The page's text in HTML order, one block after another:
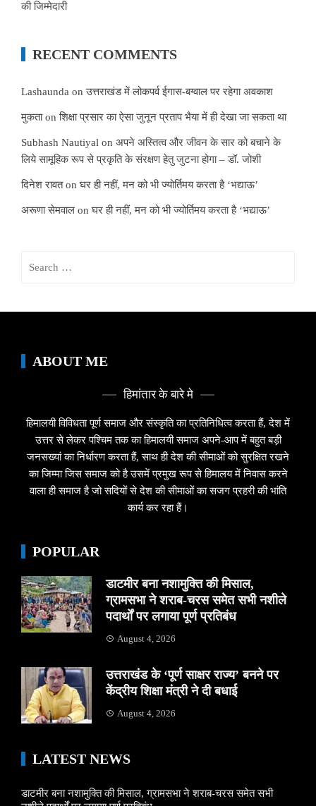
की जिम्मेदारी
RECENT COMMENTS
Lashaunda onउत्तराखंड में लोकपर्व ईगास-बग्वाल पर रहेगा अवकाश
मुकताonशिक्षा प्रसार का ऐसा जुनून प्रताप भैया में ही देखा जा सकता था
Subhash Nautiyal on अपने अस्तित्व और जीवन के सार को बचाने के
लिये सामूहिक रूप से प्रकृति के संरक्षण हेतु जुटना होगा – डॉ. जोशी
दिनेश रावतonघर ही नहीं, मन को भी ज्योर्तिमय करता है ‘भद्याऊ’
अरूणा सेमवाल onघर ही नहीं, मन को भी ज्योर्तिमय करता है ‘भद्याऊ’
ABOUT ME
हिमांतार के बारे मे
हिमालयी विविधता पूर्ण समाज और संस्कृति का प्रतिनिधित्व करता हैं, देश में
उत्तर से लेकर पश्चिम तक का हिमालयी समाज अपने-आप में बहुत बड़ी
जनसख्यां का निर्धारण करता हैं, साथ ही देश की सीमाओं को सुरक्षित रखने
का जिम्मा जिस समाज को है उसमें प्रमुख रूप से हिमालय में निवास करने
वाला ही समाज है जो सदियों से देश की सीमाओं का सजग प्रहरी की भांति
कार्य कर रहा हैं।
POPULAR
डाटमीर बना नशामुक्ति की मिसाल,
ग्रामसभा ने शराब-चरस समेत सभी नशीले
पदार्थों पर लगाया पूर्ण प्रतिबंध
August 4, 2026
उत्तराखंड के ‘पूर्ण साक्षर राज्य’ बनने पर
केंद्रीय शिक्षा मंत्री ने दी बधाई
August 4, 2026
LATEST NEWS
डाटमीर बना नशामुक्ति की मिसाल, ग्रामसभा ने शराब-चरस समेत सभी